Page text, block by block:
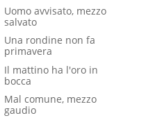
Uomo avvisato, mezzo
salvato
Una rondine non fa
primavera
Il mattino ha l'oro in
bocca
Mal comune, mezzo
gaudio